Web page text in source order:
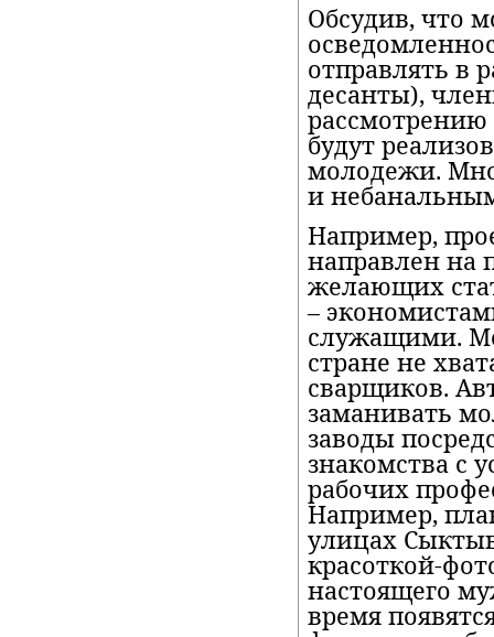
Обсудив, что
отправлять в
десанты),
будут
молодежи.
и
Например,
направлен на
желающих
–
служащими.
стране не
сварщиков.
заманивать
заводы
знакомства с
рабочих
Например,
улицах
красоткой-
настоящего
время